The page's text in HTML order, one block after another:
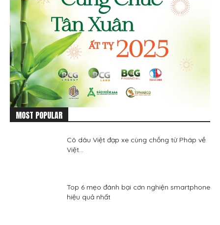
MOST POPULAR
Cô dâu Việt đạp xe cùng chồng từ Pháp về
Việt...
Top 6 mẹo đánh bại cơn nghiện smartphone
hiệu quả nhất